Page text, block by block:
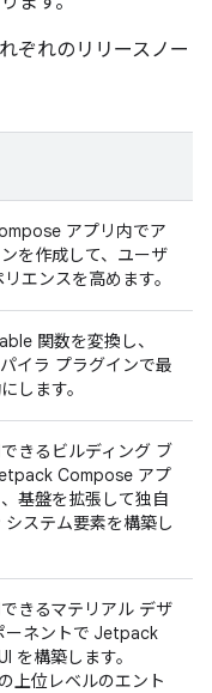
ぞれのリリースノー
アプリ内でア
を作成して、ユーザ
エンスを高めます。
関数を変換し、
イラ プラグインで最
します。
きるビルディング ブ
Compose アプ
基盤を拡張して独自
システム要素を構築し
きるマテリアル デザ
ーネントで Jetpack
を構築します。
上位レベルのエント